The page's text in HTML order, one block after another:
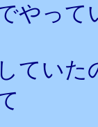
やっ
てい